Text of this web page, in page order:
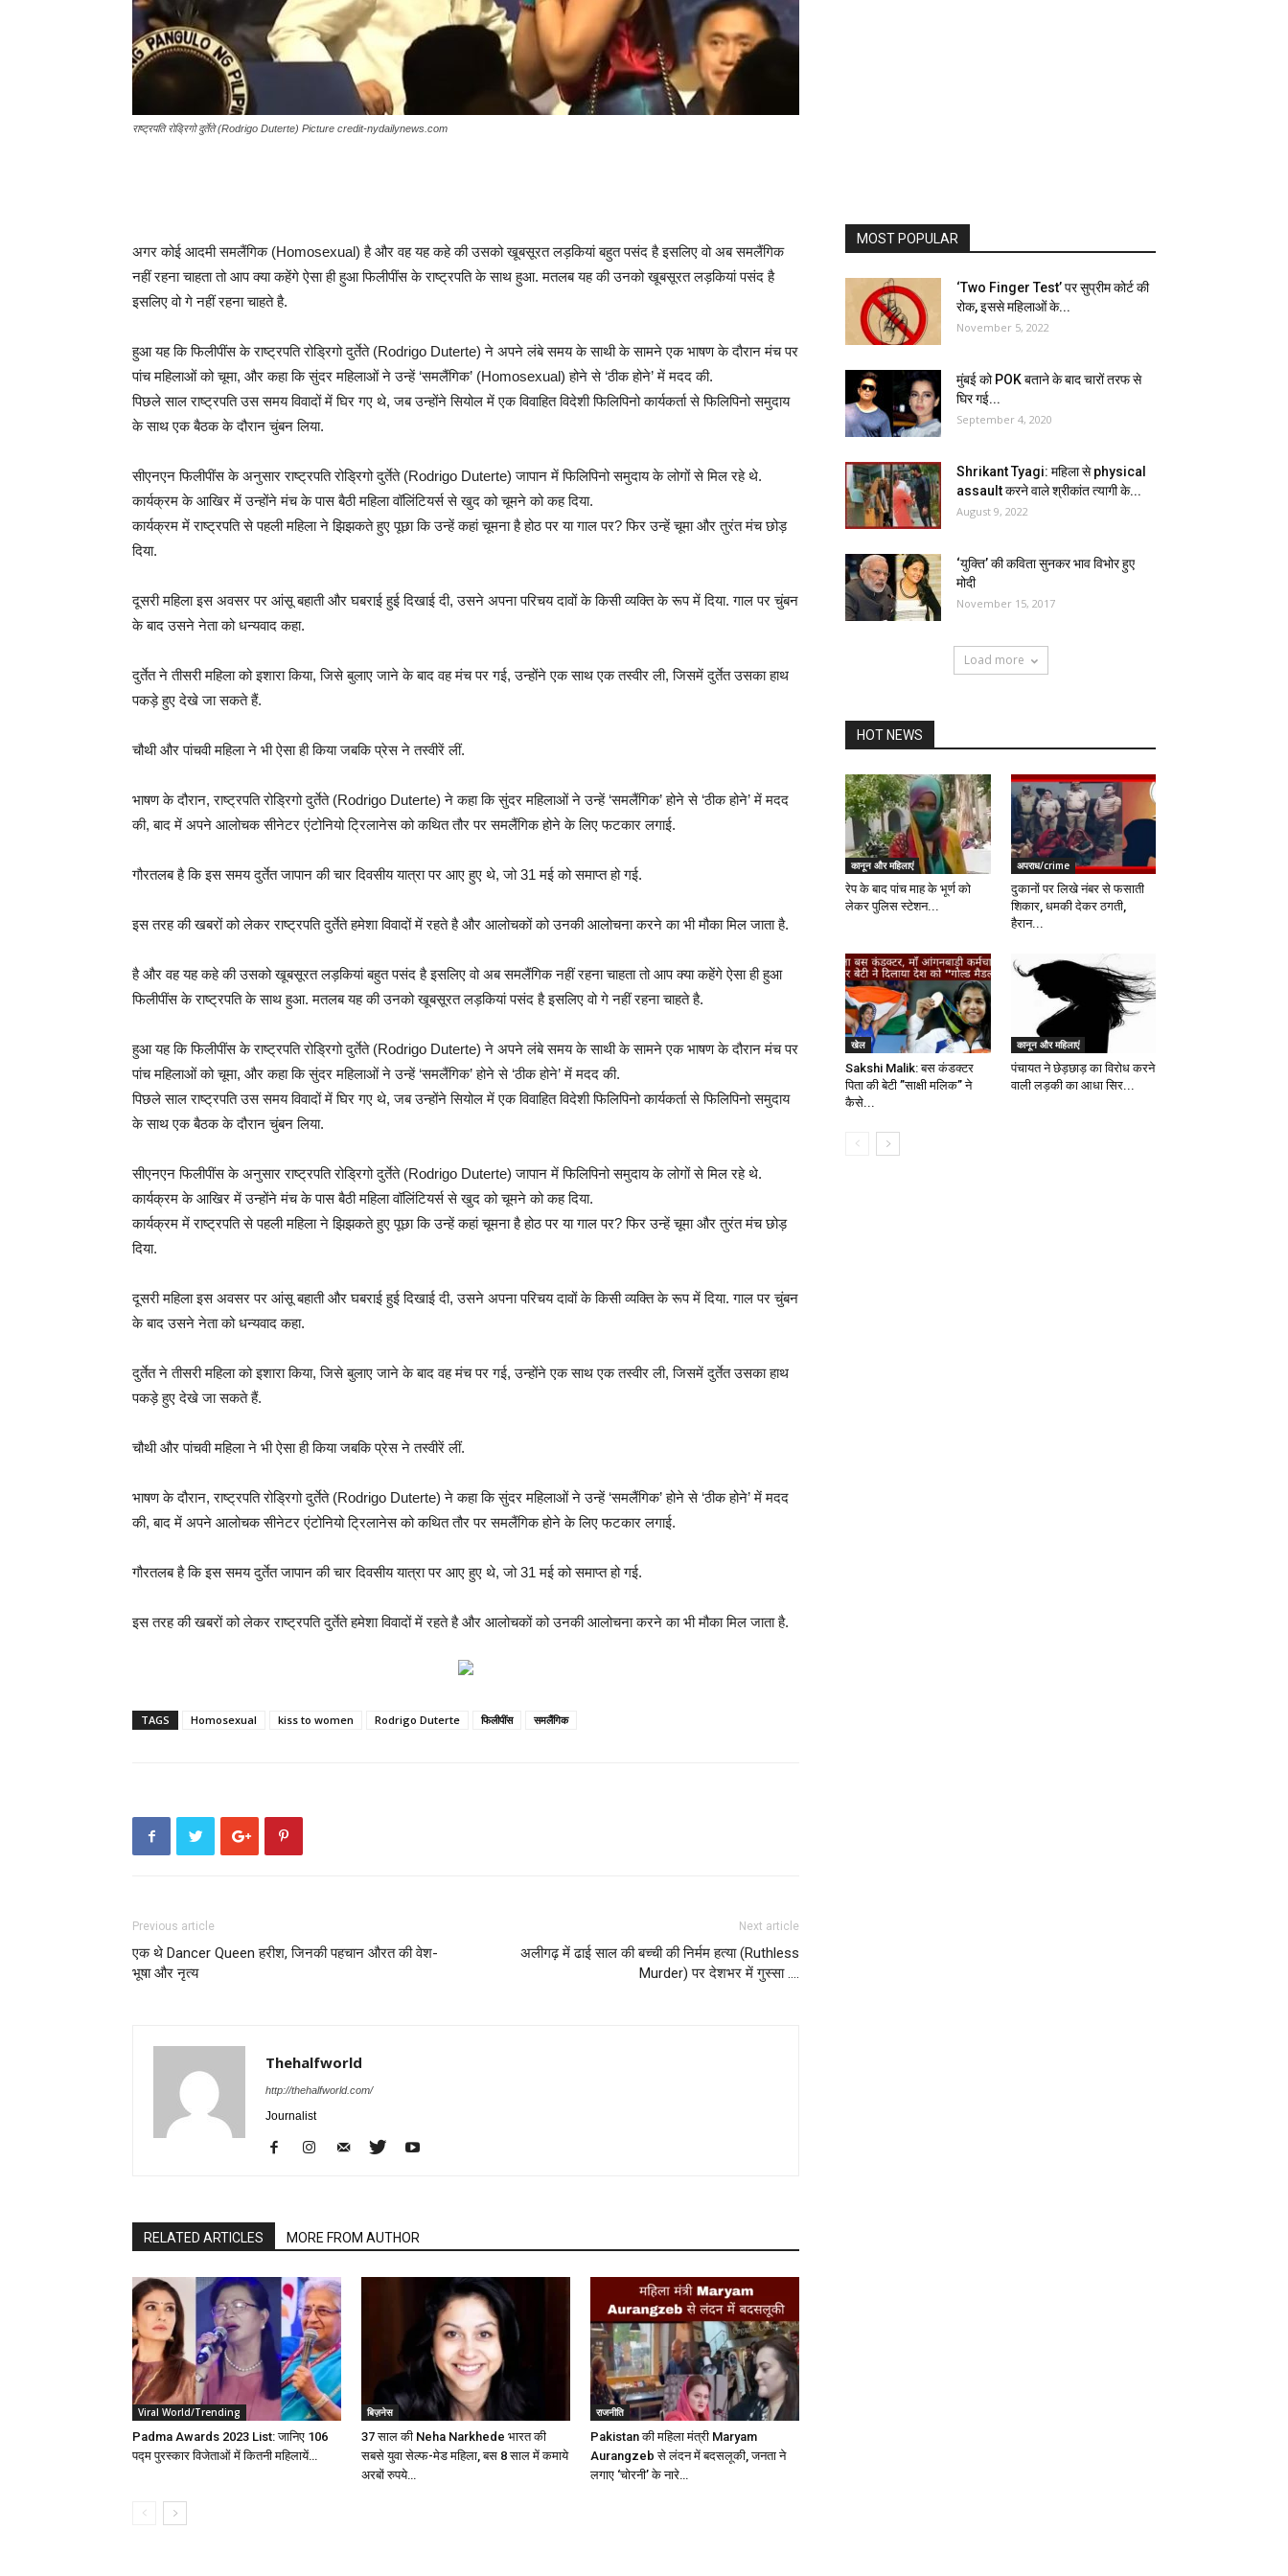
राष्ट्रपति रोड्रिगो दुर्तेते (Rodrigo Duterte) Picture credit-nydailynews.com
अगर कोई आदमी समलैंगिक (Homosexual) है और वह यह कहे की उसको खूबसूरत लड़कियां बहुत पसंद है इसलिए वो अब समलैंगिक
नहीं रहना चाहता तो आप क्या कहेंगे ऐसा ही हुआ फिलीपींस के राष्ट्रपति के साथ हुआ. मतलब यह की उनको खूबसूरत लड़कियां पसंद है
इसलिए वो गे नहीं रहना चाहते है.
हुआ यह कि फिलीपींस के राष्ट्रपति रोड्रिगो दुर्तेते (Rodrigo Duterte) ने अपने लंबे समय के साथी के सामने एक भाषण के दौरान मंच पर
पांच महिलाओं को चूमा, और कहा कि सुंदर महिलाओं ने उन्हें ‘समलैंगिक’ (Homosexual) होने से ‘ठीक होने’ में मदद की.
पिछले साल राष्ट्रपति उस समय विवादों में घिर गए थे, जब उन्होंने सियोल में एक विवाहित विदेशी फिलिपिनो कार्यकर्ता से फिलिपिनो समुदाय
के साथ एक बैठक के दौरान चुंबन लिया.
सीएनएन फिलीपींस के अनुसार राष्ट्रपति रोड्रिगो दुर्तेते (Rodrigo Duterte) जापान में फिलिपिनो समुदाय के लोगों से मिल रहे थे.
कार्यक्रम के आखिर में उन्होंने मंच के पास बैठी महिला वॉलिंटियर्स से खुद को चूमने को कह दिया.
कार्यक्रम में राष्ट्रपति से पहली महिला ने झिझकते हुए पूछा कि उन्हें कहां चूमना है होठ पर या गाल पर? फिर उन्हें चूमा और तुरंत मंच छोड़
दिया.
दूसरी महिला इस अवसर पर आंसू बहाती और घबराई हुई दिखाई दी, उसने अपना परिचय दावों के किसी व्यक्ति के रूप में दिया. गाल पर चुंबन
के बाद उसने नेता को धन्यवाद कहा.
दुर्तेत ने तीसरी महिला को इशारा किया, जिसे बुलाए जाने के बाद वह मंच पर गई, उन्होंने एक साथ एक तस्वीर ली, जिसमें दुर्तेत उसका हाथ
पकड़े हुए देखे जा सकते हैं.
चौथी और पांचवी महिला ने भी ऐसा ही किया जबकि प्रेस ने तस्वीरें लीं.
भाषण के दौरान, राष्ट्रपति रोड्रिगो दुर्तेते (Rodrigo Duterte) ने कहा कि सुंदर महिलाओं ने उन्हें ‘समलैंगिक’ होने से ‘ठीक होने’ में मदद
की, बाद में अपने आलोचक सीनेटर एंटोनियो ट्रिलानेस को कथित तौर पर समलैंगिक होने के लिए फटकार लगाई.
गौरतलब है कि इस समय दुर्तेत जापान की चार दिवसीय यात्रा पर आए हुए थे, जो 31 मई को समाप्त हो गई.
इस तरह की खबरों को लेकर राष्ट्रपति दुर्तेते हमेशा विवादों में रहते है और आलोचकों को उनकी आलोचना करने का भी मौका मिल जाता है.
है और वह यह कहे की उसको खूबसूरत लड़कियां बहुत पसंद है इसलिए वो अब समलैंगिक नहीं रहना चाहता तो आप क्या कहेंगे ऐसा ही हुआ
फिलीपींस के राष्ट्रपति के साथ हुआ. मतलब यह की उनको खूबसूरत लड़कियां पसंद है इसलिए वो गे नहीं रहना चाहते है.
हुआ यह कि फिलीपींस के राष्ट्रपति रोड्रिगो दुर्तेते (Rodrigo Duterte) ने अपने लंबे समय के साथी के सामने एक भाषण के दौरान मंच पर
पांच महिलाओं को चूमा, और कहा कि सुंदर महिलाओं ने उन्हें ‘समलैंगिक’ होने से ‘ठीक होने’ में मदद की.
पिछले साल राष्ट्रपति उस समय विवादों में घिर गए थे, जब उन्होंने सियोल में एक विवाहित विदेशी फिलिपिनो कार्यकर्ता से फिलिपिनो समुदाय
के साथ एक बैठक के दौरान चुंबन लिया.
सीएनएन फिलीपींस के अनुसार राष्ट्रपति रोड्रिगो दुर्तेते (Rodrigo Duterte) जापान में फिलिपिनो समुदाय के लोगों से मिल रहे थे.
कार्यक्रम के आखिर में उन्होंने मंच के पास बैठी महिला वॉलिंटियर्स से खुद को चूमने को कह दिया.
कार्यक्रम में राष्ट्रपति से पहली महिला ने झिझकते हुए पूछा कि उन्हें कहां चूमना है होठ पर या गाल पर? फिर उन्हें चूमा और तुरंत मंच छोड़
दिया.
दूसरी महिला इस अवसर पर आंसू बहाती और घबराई हुई दिखाई दी, उसने अपना परिचय दावों के किसी व्यक्ति के रूप में दिया. गाल पर चुंबन
के बाद उसने नेता को धन्यवाद कहा.
दुर्तेत ने तीसरी महिला को इशारा किया, जिसे बुलाए जाने के बाद वह मंच पर गई, उन्होंने एक साथ एक तस्वीर ली, जिसमें दुर्तेत उसका हाथ
पकड़े हुए देखे जा सकते हैं.
चौथी और पांचवी महिला ने भी ऐसा ही किया जबकि प्रेस ने तस्वीरें लीं.
भाषण के दौरान, राष्ट्रपति रोड्रिगो दुर्तेते (Rodrigo Duterte) ने कहा कि सुंदर महिलाओं ने उन्हें ‘समलैंगिक’ होने से ‘ठीक होने’ में मदद
की, बाद में अपने आलोचक सीनेटर एंटोनियो ट्रिलानेस को कथित तौर पर समलैंगिक होने के लिए फटकार लगाई.
गौरतलब है कि इस समय दुर्तेत जापान की चार दिवसीय यात्रा पर आए हुए थे, जो 31 मई को समाप्त हो गई.
इस तरह की खबरों को लेकर राष्ट्रपति दुर्तेते हमेशा विवादों में रहते है और आलोचकों को उनकी आलोचना करने का भी मौका मिल जाता है.
TAGS Homosexual kiss to women Rodrigo Duterte फिलीपींस समलैंगिक
Previous article
एक थे Dancer Queen हरीश, जिनकी पहचान औरत की वेश-
भूषा और नृत्य
Next article
अलीगढ़ में ढाई साल की बच्ची की निर्मम हत्या (Ruthless
Murder) पर देशभर में गुस्सा ….
Thehalfworld
http://thehalfworld.com/
Journalist
RELATED ARTICLES MORE FROM AUTHOR
Viral World/Trending
Padma Awards 2023 List: जानिए 106
पद्म पुरस्कार विजेताओं में कितनी महिलायें…
बिज़नेस
37 साल की Neha Narkhede भारत की
सबसे युवा सेल्फ-मेड महिला, बस 8 साल में कमाये
अरबों रुपये…
राजनीति
Pakistan की महिला मंत्री Maryam
Aurangzeb से लंदन में बदसलूकी, जनता ने
लगाए ‘चोरनी’ के नारे…
MOST POPULAR
‘Two Finger Test’ पर सुप्रीम कोर्ट की
रोक, इससे महिलाओं के...
November 5, 2022
मुंबई को POK बताने के बाद चारों तरफ से
घिर गई...
September 4, 2020
Shrikant Tyagi: महिला से physical
assault करने वाले श्रीकांत त्यागी के...
August 9, 2022
‘युक्ति’ की कविता सुनकर भाव विभोर हुए
मोदी
November 15, 2017
Load more
HOT NEWS
कानून और महिलाएं
रेप के बाद पांच माह के भूर्ण को
लेकर पुलिस स्टेशन...
अपराध/crime
दुकानों पर लिखे नंबर से फसाती
शिकार, धमकी देकर ठगती,
हैरान...
खेल
Sakshi Malik: बस कंडक्टर
पिता की बेटी ”साक्षी मलिक” ने
कैसे...
कानून और महिलाएं
पंचायत ने छेड़छाड़ का विरोध करने
वाली लड़की का आधा सिर...